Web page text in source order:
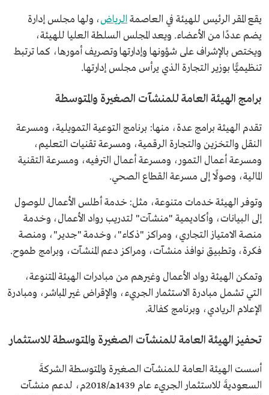
يقع المقر الرئيس للهيئة في العاصمة الرياض، ولها مجلس إدارة
يضم عددًا من الأعضاء. ويعد المجلس السلطة العليا للهيئة،
ويختص بالإشراف على شؤونها وإدارتها وتصريف أمورها، كما ترتبط
تنظيميًّا بوزير التجارة الذي يرأس مجلس إدارتها.
برامج الهيئة العامة للمنشآت الصغيرة والمتوسطة
تقدم الهيئة برامج عدة، منها: برنامج التوعية التمويلية، ومسرعة
النقل والتخزين والتجارة الرقمية، ومسرعة تقنيات التعليم،
ومسرعة أعمال التمور، ومسرعة أعمال الترفيه، ومسرعة التقنية
المالية، وصولًا إلى مسرعة القطاع الصحي.
وتوفر الهيئة خدمات متنوعة، مثل: خدمة أطلس الأعمال للوصول
إلى البيانات، وأكاديمية "منشآت" لتدريب رواد الأعمال، وخدمة
منصة الامتياز التجاري، ومراكز "ذكاء"، وخدمة "جدير"، ومنصة
فكرة، وتطبيق نوافذ منشآت، ومراكز دعم المنشآت، وبرامج طموح.
وتمكن الهيئة رواد الأعمال وغيرهم من مبادرات الهيئة المتنوعة،
التي تشمل مبادرة الاستثمار الجريء، والإقراض غير المباشر، ومبادرة
الإعلام الريادي، وبرنامج كفالة.
تحفيز الهيئة العامة للمنشآت الصغيرة والمتوسطة للاستثمار
أسست الهيئة العامة للمنشآت الصغيرة والمتوسطة الشركةَ
السعوديةَ للاستثمار الجريء عام 1439هـ/2018م، لدعم منشآت